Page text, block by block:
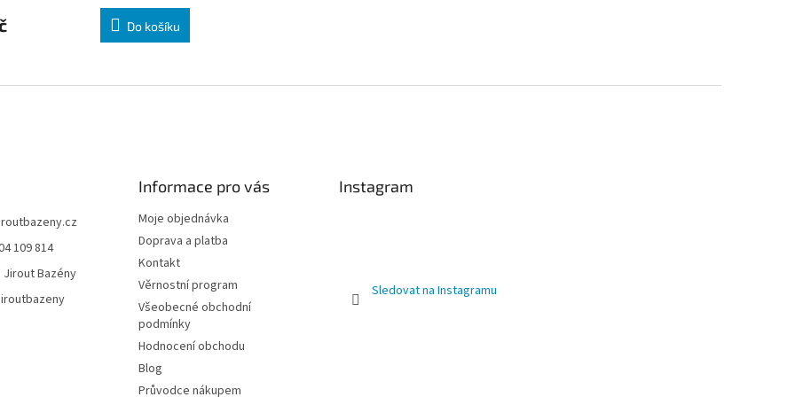
Do košíku
109 814
Jirout Bazény
Informace pro vás
Moje objednávka
Doprava a platba
Kontakt
Věrnostní program
Všeobecné obchodní
podmínky
Hodnocení obchodu
Blog
Průvodce nákupem
Instagram
Sledovat na Instagramu